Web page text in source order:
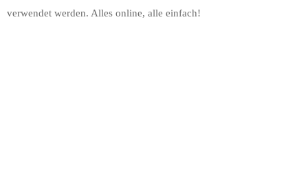
verwendet werden. Alles online, alle einfach!